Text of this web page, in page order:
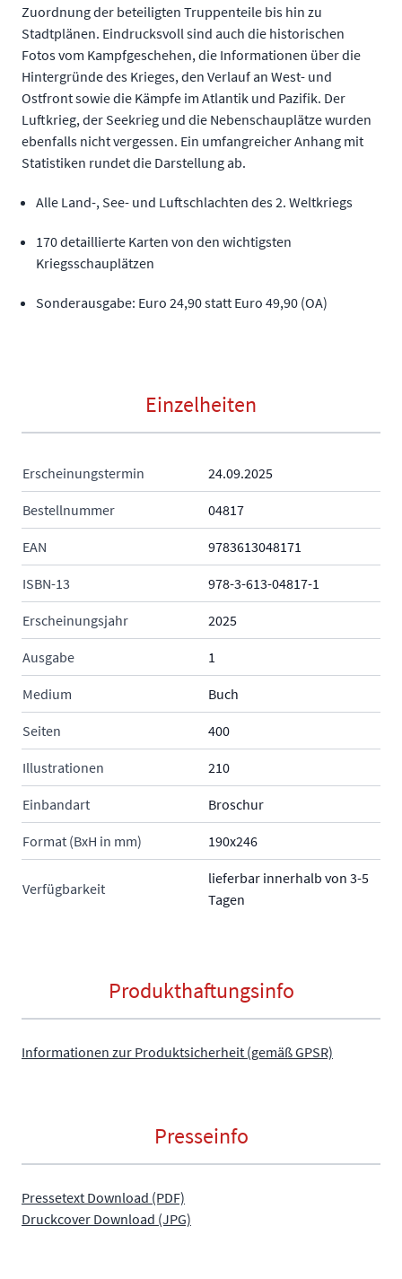
Zuordnung der beteiligten Truppenteile bis hin zu
Stadtplänen. Eindrucksvoll sind auch die historischen
Fotos vom Kampfgeschehen, die Informationen über die
Hintergründe des Krieges, den Verlauf an West- und
Ostfront sowie die Kämpfe im Atlantik und Pazifik. Der
Luftkrieg, der Seekrieg und die Nebenschauplätze wurden
ebenfalls nicht vergessen. Ein umfangreicher Anhang mit
Statistiken rundet die Darstellung ab.
Alle Land-, See- und Luftschlachten des 2. Weltkriegs
170 detaillierte Karten von den wichtigsten
Kriegsschauplätzen
Sonderausgabe: Euro 24,90 statt Euro 49,90 (OA)
Einzelheiten
Erscheinungstermin 24.09.2025
Bestellnummer 04817
EAN 9783613048171
ISBN-13 978-3-613-04817-1
Erscheinungsjahr 2025
Ausgabe 1
Medium Buch
Seiten 400
Illustrationen 210
Einbandart Broschur
Format (BxH in mm) 190x246
Verfügbarkeit
lieferbar innerhalb von 3-5
Tagen
Produkthaftungsinfo
Informationen zur Produktsicherheit (gemäß GPSR)
Presseinfo
Pressetext Download (PDF)
Druckcover Download (JPG)